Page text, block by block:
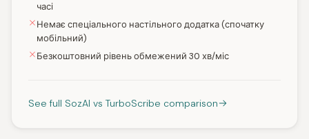
часі
Немає спеціального настільного додатка (спочатку
мобільний)
Безкоштовний рівень обмежений 30 хв/міс
See full SozAI vs TurboScribe comparison